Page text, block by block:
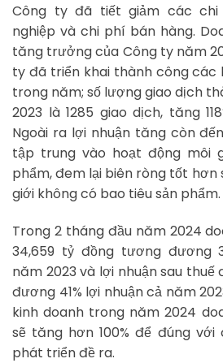
Công ty đã tiết giảm các chi
nghiệp và chi phí bán hàng.
tăng trưởng của Công ty năm
ty đã triển khai thành công các
trong năm; số lượng giao dịch
2023 là 1285 giao dịch, tăng
Ngoài ra lợi nhuận tăng còn
tập trung vào hoạt động môi
phẩm, đem lại biên ròng tốt hơn
giới không có bao tiêu sản phẩm.
Trong 2 tháng đầu năm 2024
34,659 tỷ đồng tương đương
năm 2023 và lợi nhuận sau
đương 41% lợi nhuận cả năm
kinh doanh trong năm 2024
sẽ tăng hơn 100% để đúng
phát triển đề ra.